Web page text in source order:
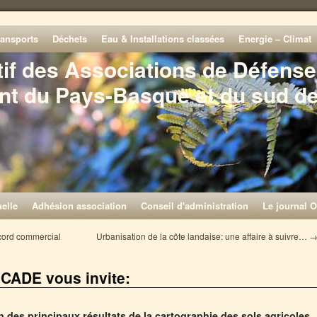
des Associations de
du Pays-Basque et du sud
Déchets Eau & Installations classées Energie – Climat
Adhésion association Conseil d'administration Le journal
commercial Urbanisation de la côte landaise: une affaire à suivre… →
vous invite: